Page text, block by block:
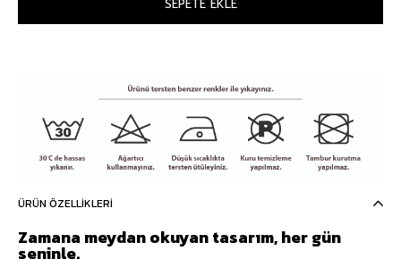
ÜRÜN ÖZELLIKLERI
Zamana meydan okuyan tasarım, her gün
seninle.